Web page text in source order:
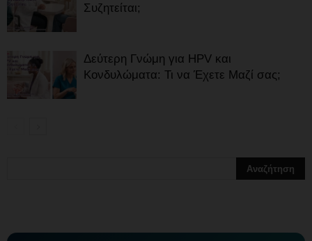
Συζητείται;
Δεύτερη Γνώμη για HPV και
Κονδυλώματα: Τι να Έχετε Μαζί σας;